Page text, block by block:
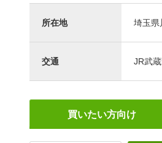
所在地 埼玉県
交通 JR武
買いたい方向け